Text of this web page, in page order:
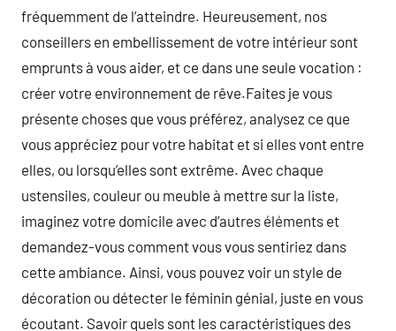
fréquemment de l’atteindre. Heureusement, nos
conseillers en embellissement de votre intérieur sont
emprunts à vous aider, et ce dans une seule vocation :
créer votre environnement de rêve.Faites je vous
présente choses que vous préférez, analysez ce que
vous appréciez pour votre habitat et si elles vont entre
elles, ou lorsqu’elles sont extrême. Avec chaque
ustensiles, couleur ou meuble à mettre sur la liste,
imaginez votre domicile avec d’autres éléments et
demandez-vous comment vous vous sentiriez dans
cette ambiance. Ainsi, vous pouvez voir un style de
décoration ou détecter le féminin génial, juste en vous
écoutant. Savoir quels sont les caractéristiques des